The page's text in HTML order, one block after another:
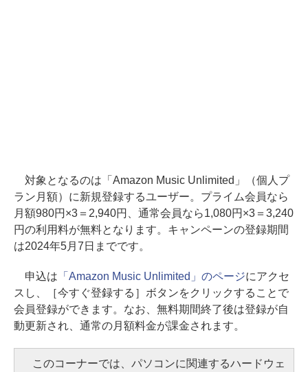
対象となるのは「Amazon Music Unlimited」（個人プ
ラン月額）に新規登録するユーザー。プライム会員なら
月額980円×3＝2,940円、通常会員なら1,080円×3＝3,240
円の利用料が無料となります。キャンペーンの登録期間
は2024年5月7日までです。
申込は 「Amazon Music Unlimited」のページにアクセ
スし、［今すぐ登録する］ボタンをクリックすることで
会員登録ができます。なお、無料期間終了後は登録が自
動更新され、通常の月額料金が課金されます。
このコーナーでは、パソコンに関連するハードウェ